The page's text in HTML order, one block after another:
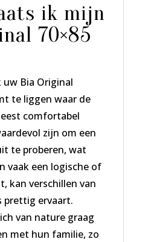
ik mijn
70×85
Bia Original
te liggen waar de
comfortabel
zijn om een
te proberen, wat
vaak een logische of
kan verschillen van
prettig ervaart.
van nature graag
met hun familie, zo